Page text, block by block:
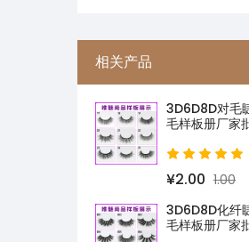
相关产品
3D6D8D对毛
毛样板册厂家
¥2.00 1.00
3D6D8D化纤
毛样板册厂家